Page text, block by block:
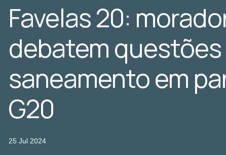
Favelas 20:
debatem
saneamento em
G20
25 Jul 2024